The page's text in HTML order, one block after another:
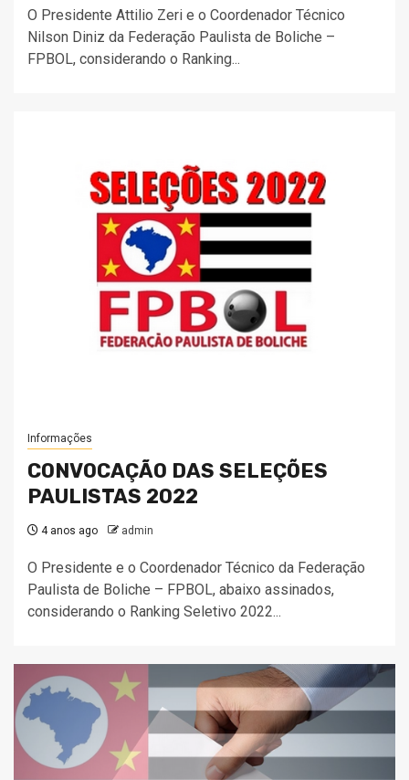
O Presidente Attilio Zeri e o Coordenador Técnico
Nilson Diniz da Federação Paulista de Boliche –
FPBOL, considerando o Ranking...
Informações
CONVOCAÇÃO DAS SELEÇÕES
PAULISTAS 2022
4 anos ago admin
O Presidente e o Coordenador Técnico da Federação
Paulista de Boliche – FPBOL, abaixo assinados,
considerando o Ranking Seletivo 2022...